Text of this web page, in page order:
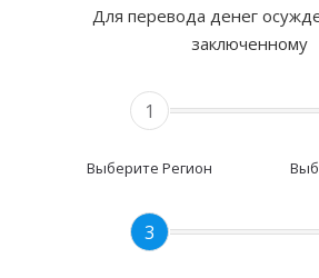
Для перевода денег
заключенному
1
Выберите Регион
3